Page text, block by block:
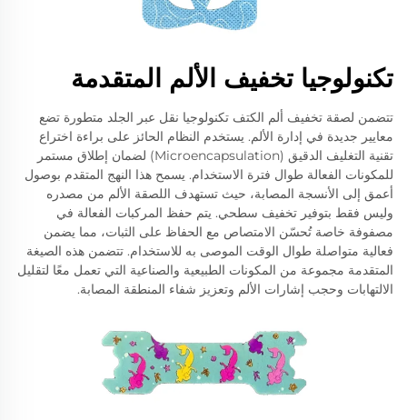
تكنولوجيا تخفيف الألم المتقدمة
تتضمن لصقة تخفيف ألم الكتف تكنولوجيا نقل عبر الجلد متطورة تضع
معايير جديدة في إدارة الألم. يستخدم النظام الحائز على براءة اختراع
تقنية التغليف الدقيق (Microencapsulation) لضمان إطلاق مستمر
للمكونات الفعالة طوال فترة الاستخدام. يسمح هذا النهج المتقدم بوصول
أعمق إلى الأنسجة المصابة، حيث تستهدف اللصقة الألم من مصدره
وليس فقط بتوفير تخفيف سطحي. يتم حفظ المركبات الفعالة في
مصفوفة خاصة تُحسّن الامتصاص مع الحفاظ على الثبات، مما يضمن
فعالية متواصلة طوال الوقت الموصى به للاستخدام. تتضمن هذه الصيغة
المتقدمة مجموعة من المكونات الطبيعية والصناعية التي تعمل معًا لتقليل
الالتهابات وحجب إشارات الألم وتعزيز شفاء المنطقة المصابة.